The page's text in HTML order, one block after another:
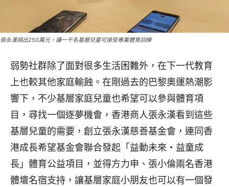
張永漢捐出250萬元，讓一千名基層兒童可接受專業體育訓練
弱勢社群除了面對很多生活困難外，在下一代教育
上也較其他家庭輸蝕。在剛過去的巴黎奧運熱潮影
響下，不少基層家庭兒童也希望可以參與體育項
目，尋找一個逐夢機會，香港商人張永漢看到這些
基層兒童的需要，創立張永漢慈善基金會，連同香
港成長希望基金會聯合發起「益動未來‧益童成
長」體育公益項目，並得方力申、張小倫兩名香港
體壇名宿支持，讓基層家庭小朋友也可以有一個發